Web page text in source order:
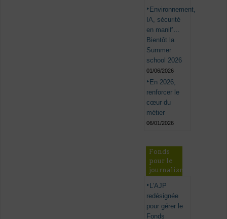
Environnement,
IA, sécurité
en manif’…
Bientôt la
Summer
school 2026
01/06/2026
En 2026,
renforcer le
cœur du
métier
06/01/2026
Fonds
pour le
journalisme
L’AJP
redésignée
pour gérer le
Fonds